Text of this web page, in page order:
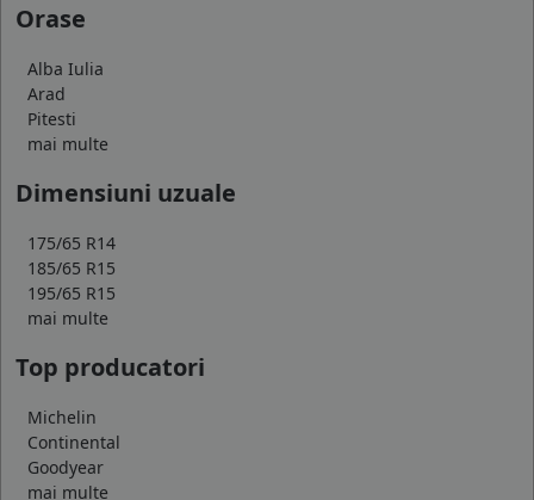
Orase
Alba Iulia
Arad
Pitesti
mai multe
Dimensiuni uzuale
175/65 R14
185/65 R15
195/65 R15
mai multe
Top producatori
Michelin
Continental
Goodyear
mai multe